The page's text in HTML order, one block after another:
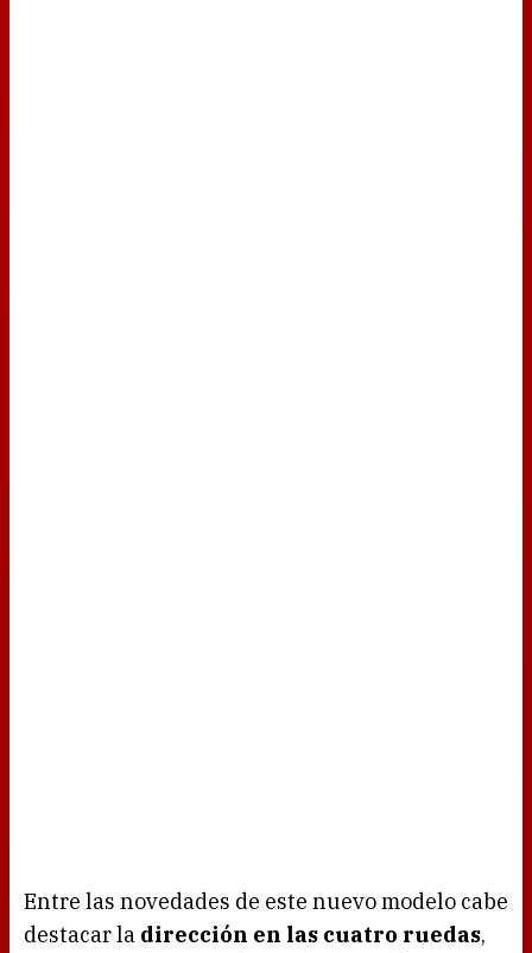
Entre las novedades de este nuevo modelo cabe
destacar la dirección en las cuatro ruedas,